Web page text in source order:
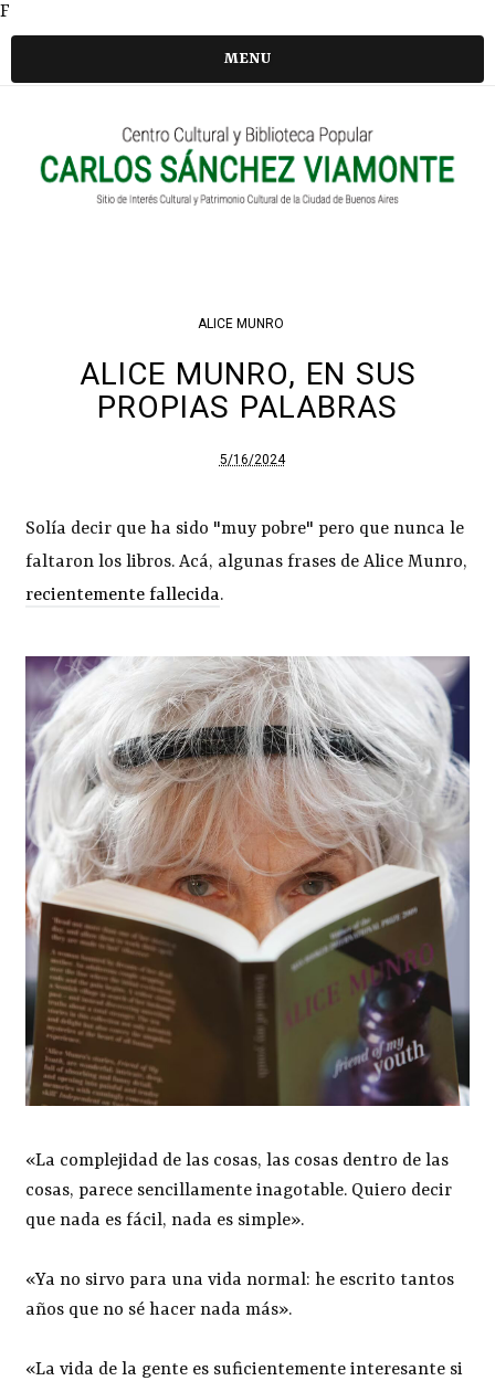
F
MENU
ALICE MUNRO
ALICE MUNRO, EN SUS
PROPIAS PALABRAS
5/16/2024
Solía decir que ha sido "muy pobre" pero que nunca le
faltaron los libros. Acá, algunas frases de Alice Munro,
recientemente fallecida.
«La complejidad de las cosas, las cosas dentro de las
cosas, parece sencillamente inagotable. Quiero decir
que nada es fácil, nada es simple».
«Ya no sirvo para una vida normal: he escrito tantos
años que no sé hacer nada más».
«La vida de la gente es suficientemente interesante si